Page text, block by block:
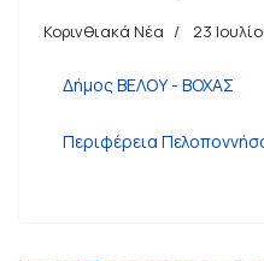
Κορινθιακά Νέα 23
Δήμος ΒΕΛΟΥ - ΒΟΧΑΣ
Περιφέρεια